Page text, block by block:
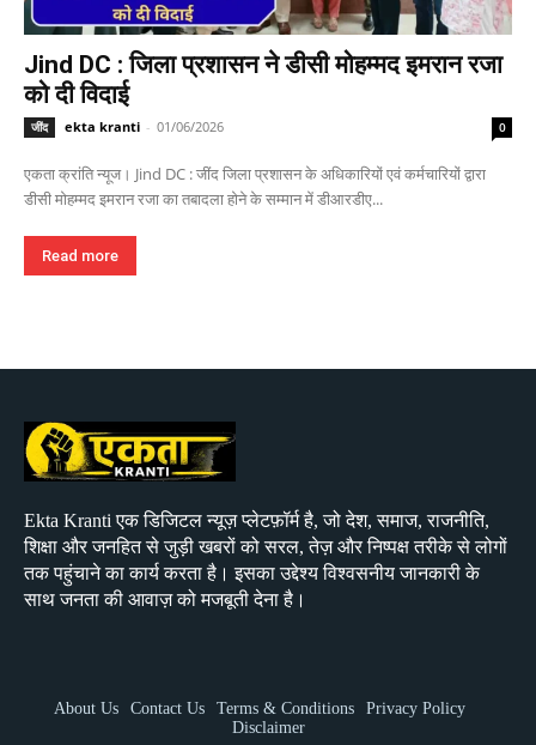
Jind DC : जिला प्रशासन ने डीसी मोहम्मद इमरान रजा
को दी विदाई
जींद ekta kranti - 01/06/2026 0
एकता क्रांति न्यूज। Jind DC : जींद जिला प्रशासन के अधिकारियों एवं कर्मचारियों द्वारा
डीसी मोहम्मद इमरान रजा का तबादला होने के सम्मान में डीआरडीए...
Read more
Ekta Kranti एक डिजिटल न्यूज़ प्लेटफ़ॉर्म है, जो देश, समाज, राजनीति,
शिक्षा और जनहित से जुड़ी खबरों को सरल, तेज़ और निष्पक्ष तरीके से लोगों
तक पहुंचाने का कार्य करता है। इसका उद्देश्य विश्वसनीय जानकारी के
साथ जनता की आवाज़ को मजबूती देना है।
About Us Contact Us Terms & Conditions
Privacy Policy
Disclaimer